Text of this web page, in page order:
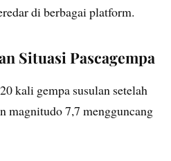
di berbagai platform.
Situasi Pascagempa
kali gempa susulan setelah
magnitudo 7,7 mengguncang